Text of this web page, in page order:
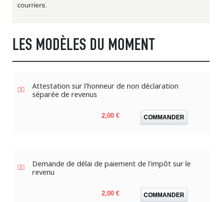
courriers.
LES MODÈLES DU MOMENT
Attestation sur l'honneur de non déclaration
séparée de revenus
Prix
2,00 € COMMANDER
Demande de délai de paiement de l'impôt sur le
revenu
Prix
2,00 € COMMANDER